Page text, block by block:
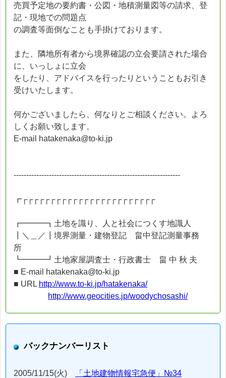
売買予定地の要約書・公図・地積測量図等の請求、登
記・現地での問題点
の調査等面倒なことも手掛けております。
また、隣地所有者から境界確認の立会要請された場合
に、いっしょに立会
をしたり、アドバイスを行ったりということもお引き
受けいたします。
何かございましたら、何なりとご相談ください。よろ
しくお願い致します。
E-mail hatakenaka@to-ki.jp
------------------------------------------------------------------
┏┌┌┌┌┌┌┌┌┌┌┌┌┌┌┌┌┌┌┌┌┌┌┌┌
┏━━━┓土地を識り、人と社会につくす地識人
┃＼＿／┃境界測量・建物登記 畠中登記測量事務
所
┗━━━┛土地家屋調査士・行政書士 畠 中 秋 夫
■ E-mail hatakenaka@to-ki.jp
■ URL http://www.to-ki.jp/hatakenaka/
http://www.geocities.jp/woodychosashi/
バックナンバーリスト
2005/11/15(火) 「土地建物情報宅急便」№34